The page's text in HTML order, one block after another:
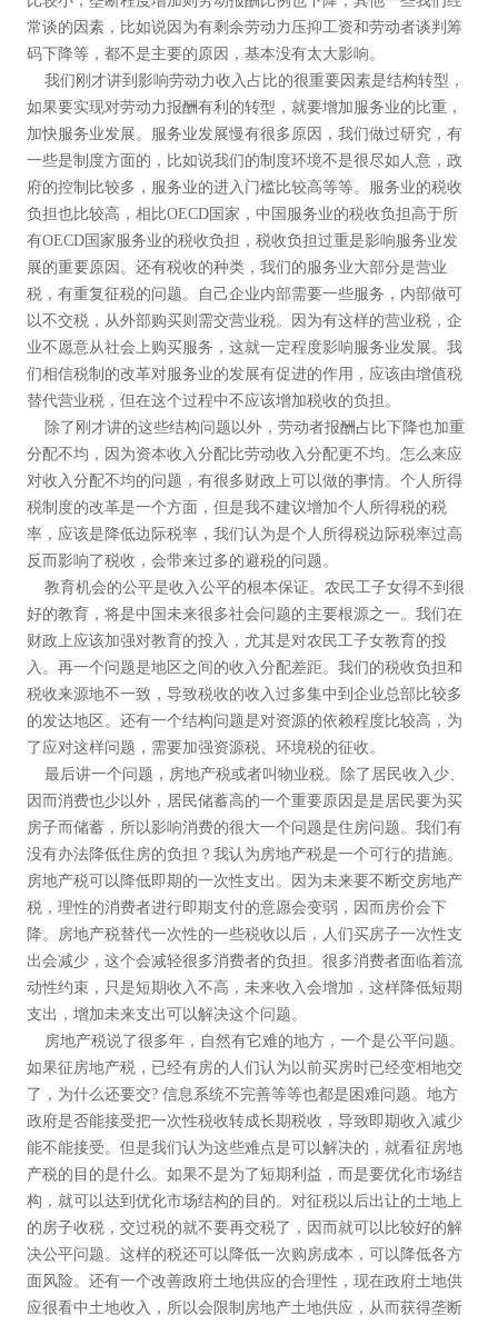
常谈的因素，比如说因为有剩余劳动力压抑工资和劳动者谈判筹
码下降等，都不是主要的原因，基本没有太大影响。
我们刚才讲到影响劳动力收入占比的很重要因素是结构转型，
如果要实现对劳动力报酬有利的转型，就要增加服务业的比重，
加快服务业发展。服务业发展慢有很多原因，我们做过研究，有
一些是制度方面的，比如说我们的制度环境不是很尽如人意，政
府的控制比较多，服务业的进入门槛比较高等等。服务业的税收
负担也比较高，相比OECD国家，中国服务业的税收负担高于所
有OECD国家服务业的税收负担，税收负担过重是影响服务业发
展的重要原因。还有税收的种类，我们的服务业大部分是营业
税，有重复征税的问题。自己企业内部需要一些服务，内部做可
以不交税，从外部购买则需交营业税。因为有这样的营业税，企
业不愿意从社会上购买服务，这就一定程度影响服务业发展。我
们相信税制的改革对服务业的发展有促进的作用，应该由增值税
替代营业税，但在这个过程中不应该增加税收的负担。
除了刚才讲的这些结构问题以外，劳动者报酬占比下降也加重
分配不均，因为资本收入分配比劳动收入分配更不均。怎么来应
对收入分配不均的问题，有很多财政上可以做的事情。个人所得
税制度的改革是一个方面，但是我不建议增加个人所得税的税
率，应该是降低边际税率，我们认为是个人所得税边际税率过高
反而影响了税收，会带来过多的避税的问题。
教育机会的公平是收入公平的根本保证。农民工子女得不到很
好的教育，将是中国未来很多社会问题的主要根源之一。我们在
财政上应该加强对教育的投入，尤其是对农民工子女教育的投
入。再一个问题是地区之间的收入分配差距。我们的税收负担和
税收来源地不一致，导致税收的收入过多集中到企业总部比较多
的发达地区。还有一个结构问题是对资源的依赖程度比较高，为
了应对这样问题，需要加强资源税、环境税的征收。
最后讲一个问题，房地产税或者叫物业税。除了居民收入少、
因而消费也少以外，居民储蓄高的一个重要原因是是居民要为买
房子而储蓄，所以影响消费的很大一个问题是住房问题。我们有
没有办法降低住房的负担？我认为房地产税是一个可行的措施。
房地产税可以降低即期的一次性支出。因为未来要不断交房地产
税，理性的消费者进行即期支付的意愿会变弱，因而房价会下
降。房地产税替代一次性的一些税收以后，人们买房子一次性支
出会减少，这个会减轻很多消费者的负担。很多消费者面临着流
动性约束，只是短期收入不高，未来收入会增加，这样降低短期
支出，增加未来支出可以解决这个问题。
房地产税说了很多年，自然有它难的地方，一个是公平问题。
如果征房地产税，已经有房的人们认为以前买房时已经变相地交
了，为什么还要交? 信息系统不完善等等也都是困难问题。地方
政府是否能接受把一次性税收转成长期税收，导致即期收入减少
能不能接受。但是我们认为这些难点是可以解决的，就看征房地
产税的目的是什么。如果不是为了短期利益，而是要优化市场结
构，就可以达到优化市场结构的目的。对征税以后出让的土地上
的房子收税，交过税的就不要再交税了，因而就可以比较好的解
决公平问题。这样的税还可以降低一次购房成本，可以降低各方
面风险。还有一个改善政府土地供应的合理性，现在政府土地供
应很看中土地收入，所以会限制房地产土地供应，从而获得垄断